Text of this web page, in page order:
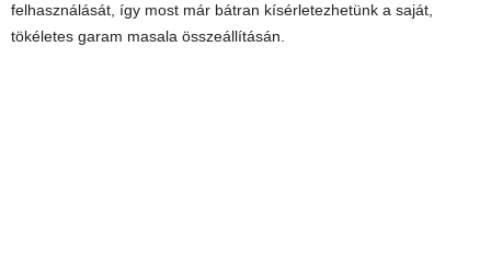
felhasználását, így most már bátran kísérletezhetünk a saját,
tökéletes garam masala összeállításán.